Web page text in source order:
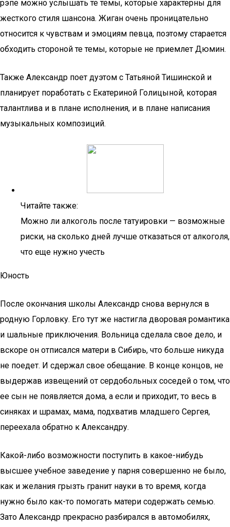
рэпе можно услышать те темы, которые характерны для
жесткого стиля шансона. Жиган очень проницательно
относится к чувствам и эмоциям певца, поэтому старается
обходить стороной те темы, которые не приемлет Дюмин.
Также Александр поет дуэтом с Татьяной Тишинской и
планирует поработать с Екатериной Голицыной, которая
талантлива и в плане исполнения, и в плане написания
музыкальных композиций.
Читайте также:
Можно ли алкоголь после татуировки — возможные
риски, на сколько дней лучше отказаться от алкоголя,
что еще нужно учесть
Юность
После окончания школы Александр снова вернулся в
родную Горловку. Его тут же настигла дворовая романтика
и шальные приключения. Вольница сделала свое дело, и
вскоре он отписался матери в Сибирь, что больше никуда
не поедет. И сдержал свое обещание. В конце концов, не
выдержав извещений от сердобольных соседей о том, что
ее сын не появляется дома, а если и приходит, то весь в
синяках и шрамах, мама, подхватив младшего Сергея,
переехала обратно к Александру.
Какой-либо возможности поступить в какое-нибудь
высшее учебное заведение у парня совершенно не было,
как и желания грызть гранит науки в то время, когда
нужно было как-то помогать матери содержать семью.
Зато Александр прекрасно разбирался в автомобилях,